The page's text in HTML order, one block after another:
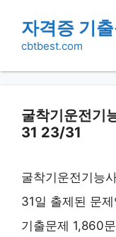
자격증 기
cbtbest.com
굴착기운전기
31 23/31
굴착기운전기능
31일 출제된 문
기출문제 1,860